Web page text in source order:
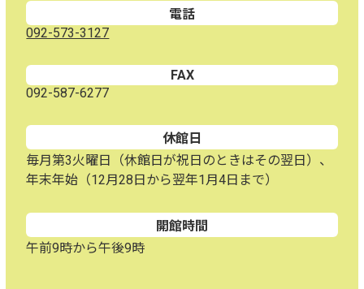
電話
092-573-3127
FAX
092-587-6277
休館日
毎月第3火曜日（休館日が祝日のときはその翌日）、
年末年始（12月28日から翌年1月4日まで）
開館時間
午前9時から午後9時